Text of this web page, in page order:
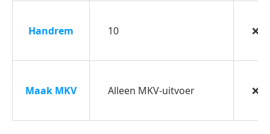
Deel
Hoe
naar
Handrem 10 ❌
Maak MKV Alleen MKV-uitvoer ❌